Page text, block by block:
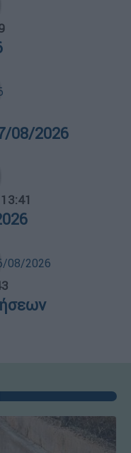
08/2026